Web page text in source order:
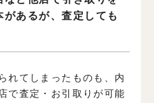
があるが、査定しても
れてしまったものも、内
で査定・お引取りが可能